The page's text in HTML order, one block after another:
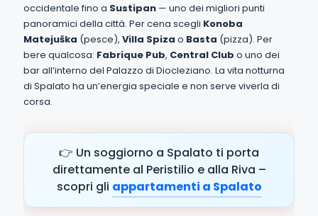
occidentale fino a Sustipan — uno dei migliori punti
panoramici della città. Per cena scegli Konoba
Matejuška (pesce), Villa Spiza o Basta (pizza). Per
bere qualcosa: Fabrique Pub, Central Club o uno dei
bar all’interno del Palazzo di Diocleziano. La vita notturna
di Spalato ha un’energia speciale e non serve viverla di
corsa.
👉 Un soggiorno a Spalato ti porta
direttamente al Peristilio e alla Riva –
scopri gli appartamenti a Spalato